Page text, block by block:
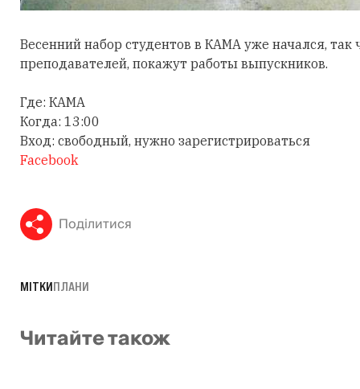
Весенний набор студентов в КАМА уже начался,
преподавателей, покажут работы выпускников.
Где: КАМА
Когда: 13:00
Вход: свободный, нужно зарегистрироваться
Facebook
Поділитися
МІТКИПЛАНИ
Читайте також